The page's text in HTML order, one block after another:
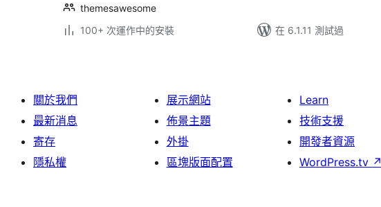
themesawesome
100+ 次運作中的安裝
在 6.1.11 測試過
關於我們
最新消息
寄存
隱私權
展示網站
佈景主題
外掛
區塊版面配置
Learn
技術支援
開發者資源
WordPress.tv ↗